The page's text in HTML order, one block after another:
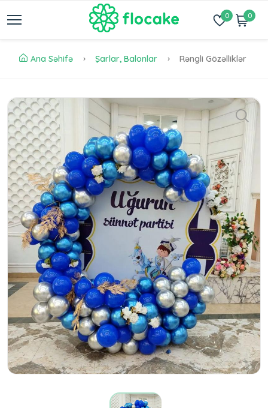
0 0
Ana Səhifə Şarlar, Balonlar Rəngli Gözəlliklər